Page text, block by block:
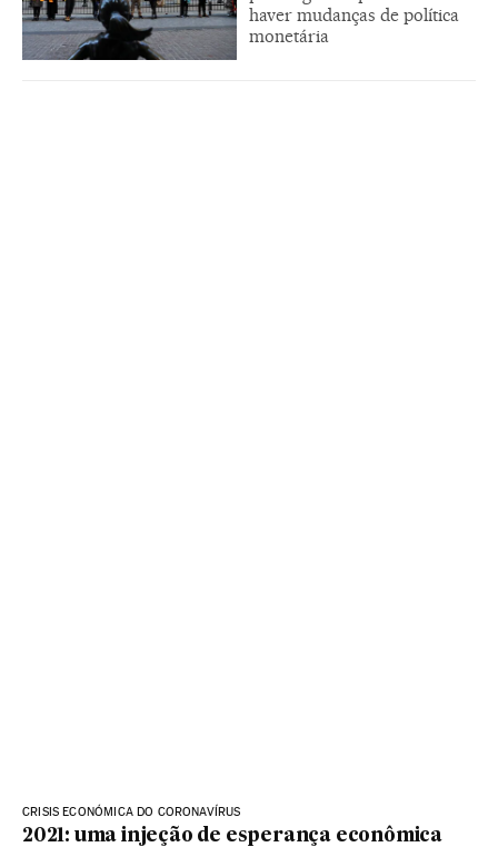
haver mudanças de política
monetária
CRISIS ECONÓMICA DO CORONAVÍRUS
2021: uma injeção de esperança econômica